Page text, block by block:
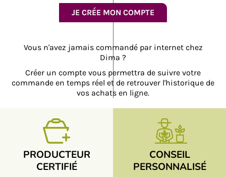
JE CRÉE MON COMPTE
Vous n'avez jamais commandé par internet chez
Dima ?
Créer un compte vous permettra de suivre votre
commande en temps réel et de retrouver l'historique de
vos achats en ligne.
PRODUCTEUR
CERTIFIÉ
CONSEIL
PERSONNALISÉ